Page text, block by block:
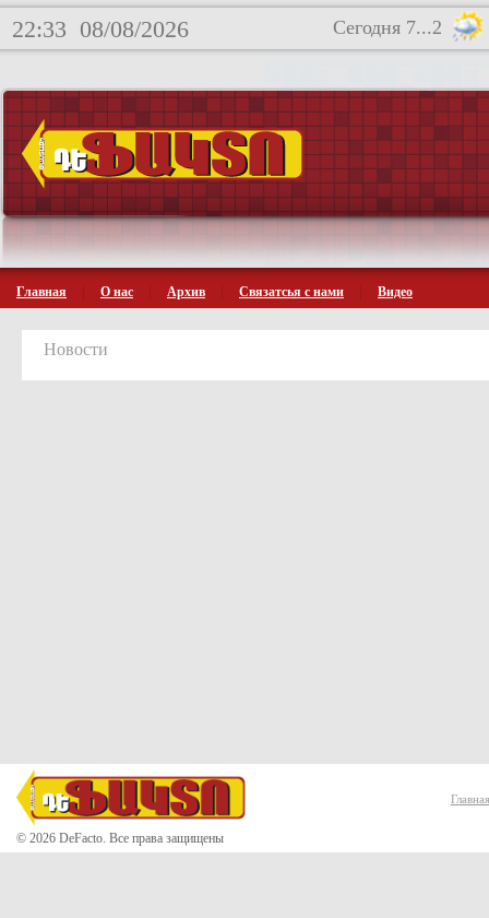
22:33 08/08/2026 Сегодня 7...2
Главная О нас Архив Связатсья с нами Видео
Новости
© 2026 DeFacto. Все права защищены
Главная